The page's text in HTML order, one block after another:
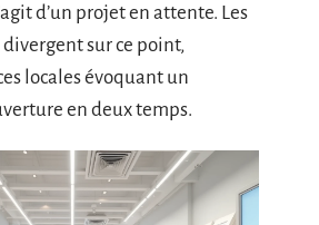
d’un projet en attente. Les
sur ce point,
locales évoquant un
en deux temps.